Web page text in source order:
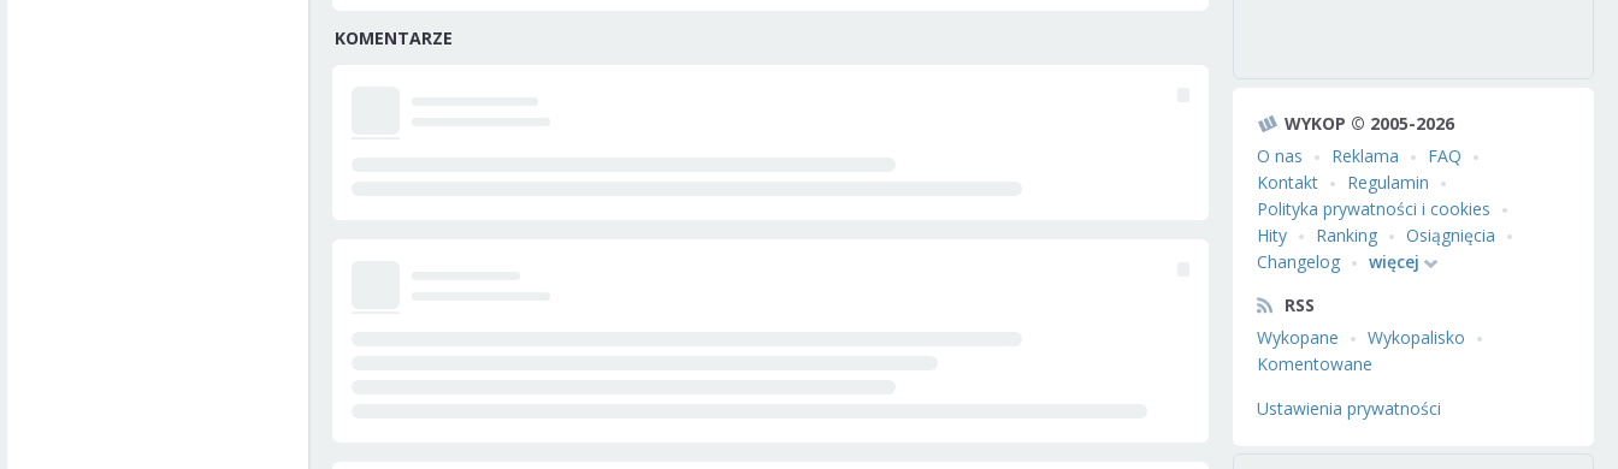
KOMENTARZE
WYKOP © 2005-2026
O nas
Reklama
FAQ
Kontakt
Regulamin
Polityka prywatności i cookies
Hity
Ranking
Osiągnięcia
Changelog
więcej
RSS
Wykopane
Wykopalisko
Komentowane
Ustawienia prywatności